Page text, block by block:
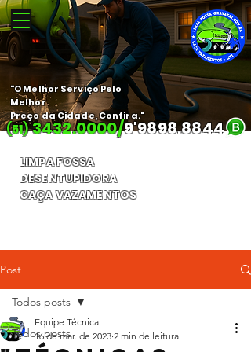
(51) 3432.0000/9'9898.8844
"O Melhor Serviço Pelo
Melhor
Preço da Cidade, Confira."
LIMPA FOSSA
DESENTUPIDORA
CAÇA VAZAMENTOS
Post
Todos posts
Todos posts
Equipe Técnica
16 de mar. de 2023 2 min de leitura